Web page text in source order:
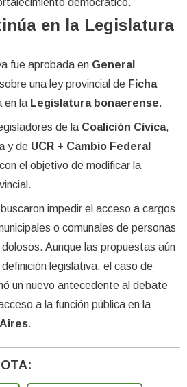
democrático.
en la Legislatura
fue aprobada en General
una ley provincial de Ficha
en la Legislatura bonaerense.
de la Coalición Cívica,
y de UCR + Cambio Federal
el objetivo de modificar la
impedir el acceso a cargos
o comunales de personas
Aunque las propuestas aún
legislativa, el caso de
un nuevo antecedente al debate
a la función pública en la
.